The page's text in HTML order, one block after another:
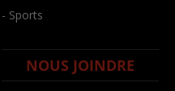
- Sports
NOUS JOINDRE